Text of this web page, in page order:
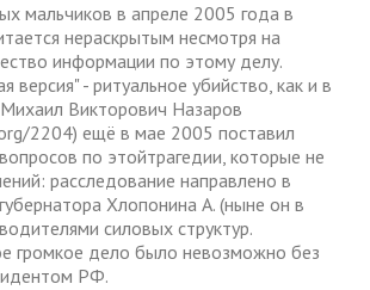
мальчиков в апреле 2005 года в
нераскрытым несмотря на
информации по этому делу.
версия" - ритуальное убийство, как и в
Викторович Назаров
2204) ещё в мае 2005 поставил
по этойтрагедии, которые не
расследование направлено в
Хлопонина А. (ныне он в
силовых структур.
громкое дело было невозможно без
РФ.